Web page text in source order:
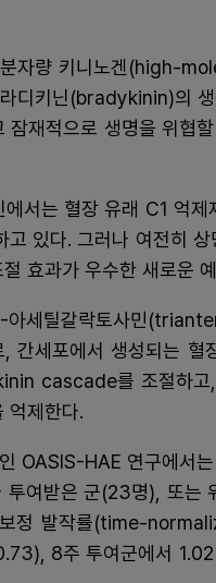
분자량 키니노겐(high-
디키닌(bradykinin)의
잠재적으로 생명을 위협
에서는 혈장 유래 C1
고 있다. 그러나 여전히
효과가 우수한 새로운
아세틸갈락토사민
간세포에서 생성되는 혈
cascade를 조절하고
억제한다.
OASIS-HAE 연구에서
여받은 군(23명), 또는
정 발작률(time-
8주 투여군에서